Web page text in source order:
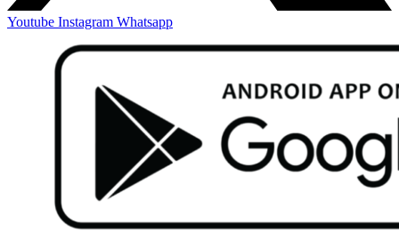
Youtube Instagram Whatsapp